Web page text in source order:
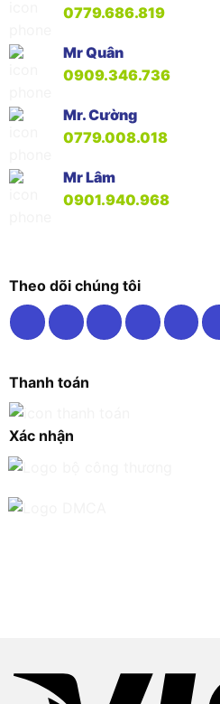
0779.686.819
Mr Quân
0909.346.736
Mr. Cường
0779.008.018
Mr Lâm
0901.940.968
Theo dõi chúng tôi
Thanh toán
Xác nhận